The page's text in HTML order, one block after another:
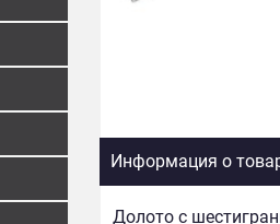
Информация о
Долото с